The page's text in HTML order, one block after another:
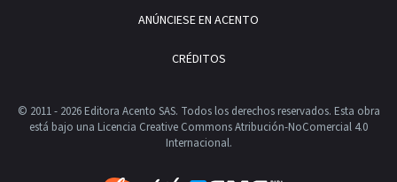
ANÚNCIESE EN ACENTO
CRÉDITOS
© 2011 - 2026 Editora Acento SAS. Todos los derechos reservados. Esta obra
está bajo una Licencia Creative Commons Atribución-NoComercial 4.0
Internacional.